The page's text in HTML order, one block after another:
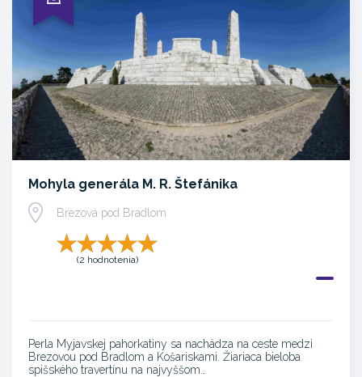
Mohyla generála M. R. Štefánika
Brezová pod Bradlom
(2 hodnotenia)
Perla Myjavskej pahorkatiny sa nachádza na ceste medzi
Brezovou pod Bradlom a Košariskami. Žiariaca bieloba
spišského travertínu na najvyššom…